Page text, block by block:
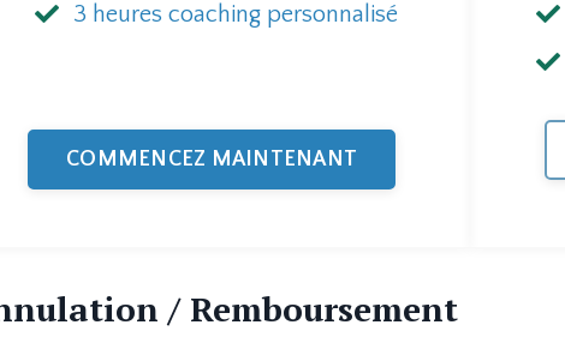
3 heures coaching personnalisé
COMMENCEZ MAINTENANT
/ Remboursement